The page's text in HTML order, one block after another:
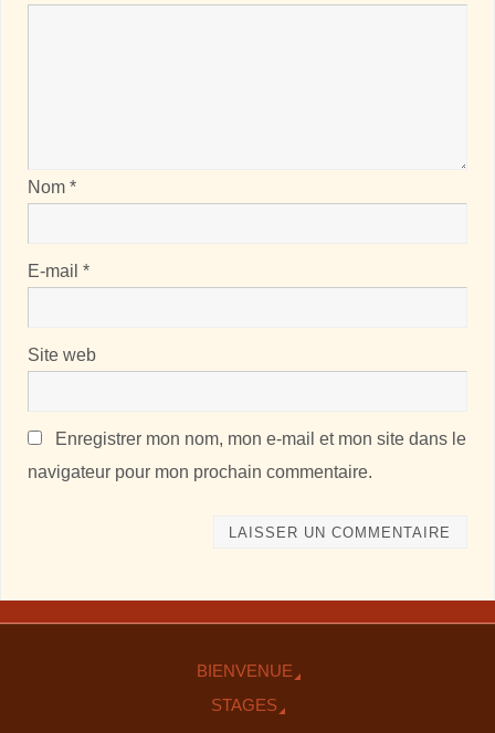
Nom*
E-mail*
Site web
Enregistrer mon nom, mon e-mail et mon site dans le
navigateur pour mon prochain commentaire.
BIENVENUE
STAGES